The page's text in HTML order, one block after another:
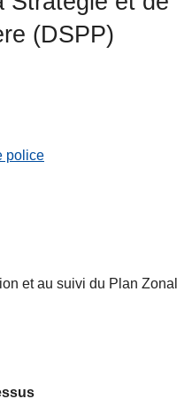
(DSPP)
police
et au suivi du Plan Zonal